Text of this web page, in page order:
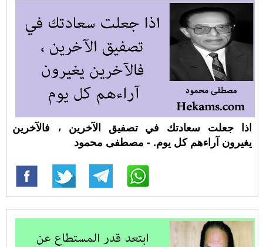
اذا جعلت سعادتك في تصفيق الآخرين ، فالآخرين
يغيرون آراءهم كل يوم. - مصطفى محمود